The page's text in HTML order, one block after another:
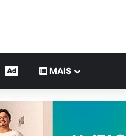
CONTEÚDO DE MARCA
MAIS